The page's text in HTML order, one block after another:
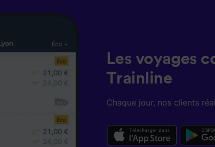
Les voyages
Trainline
Chaque jour, nos clients